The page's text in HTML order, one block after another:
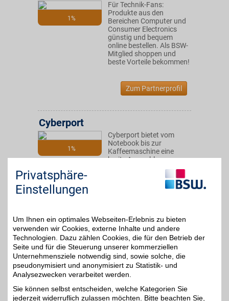
1%
Für Technik-Fans:
Produkte aus den
Bereichen Computer und
Consumer Electronics
günstig und bequem
online bestellen. Als BSW-
Mitglied shoppen und
beste Vorteile bekommen!
Zum Partnerprofil
1%
Cyberport
Cyberport bietet vom
Notebook bis zur
Kaffeemaschine eine
breite Auswahl an
Sicheres Einkaufen mit
zertifiziert!
Zum Partnerprofil
MediaMarkt
Jetzt im Onlineshop
Unterhaltungselektronik
Privatsphäre-
Einstellungen
Um Ihnen ein optimales Webseiten-Erlebnis zu bieten
verwenden wir Cookies, externe Inhalte und andere
Technologien. Dazu zählen Cookies, die für den Betrieb der
Seite und für die Steuerung unserer kommerziellen
Unternehmensziele notwendig sind, sowie solche, die
pseudonymisiert und anonymisiert zu Statistik- und
Analysezwecken verarbeitet werden.
Sie können selbst entscheiden, welche Kategorien Sie
jederzeit widerruflich zulassen möchten. Bitte beachten Sie,